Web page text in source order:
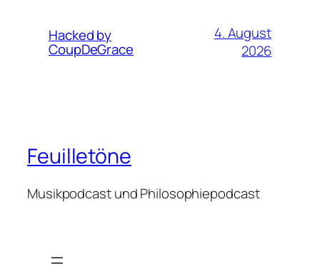
Hacked by
CoupDeGrace
4. August
2026
Feuilletöne
Musikpodcast und Philosophiepodcast